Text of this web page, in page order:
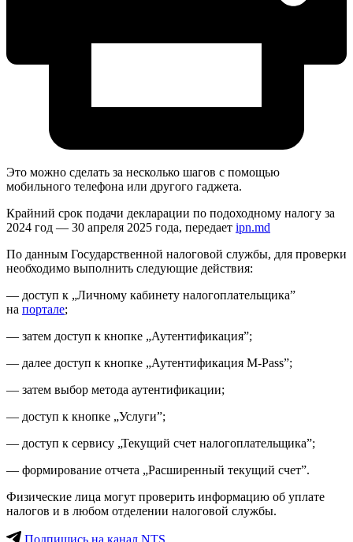
Это можно сделать за несколько шагов с помощью
мобильного телефона или другого гаджета.
Крайний срок подачи декларации по подоходному налогу за
2024 год — 30 апреля 2025 года, передает ipn.md
По данным Государственной налоговой службы, для проверки
необходимо выполнить следующие действия:
— доступ к „Личному кабинету налогоплательщика”
на портале;
— затем доступ к кнопке „Аутентификация”;
— далее доступ к кнопке „Аутентификация M-Pass”;
— затем выбор метода аутентификации;
— доступ к кнопке „Услуги”;
— доступ к сервису „Текущий счет налогоплательщика”;
— формирование отчета „Расширенный текущий счет”.
Физические лица могут проверить информацию об уплате
налогов и в любом отделении налоговой службы.